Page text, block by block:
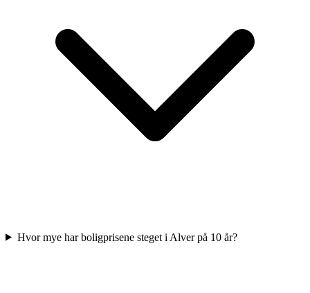
Hvor mye har boligprisene steget i Alver på 10 år?